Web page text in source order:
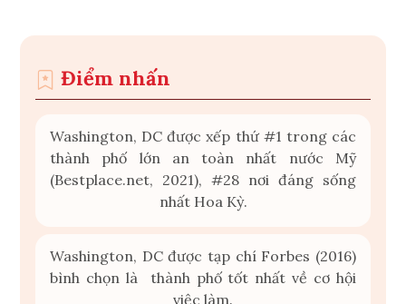
Điểm nhấn
Washington, DC được xếp thứ #1 trong các
thành phố lớn an toàn nhất nước Mỹ
(Bestplace.net, 2021), #28 nơi đáng sống
nhất Hoa Kỳ.
Washington, DC được tạp chí Forbes (2016)
bình chọn là thành phố tốt nhất về cơ hội
việc làm.